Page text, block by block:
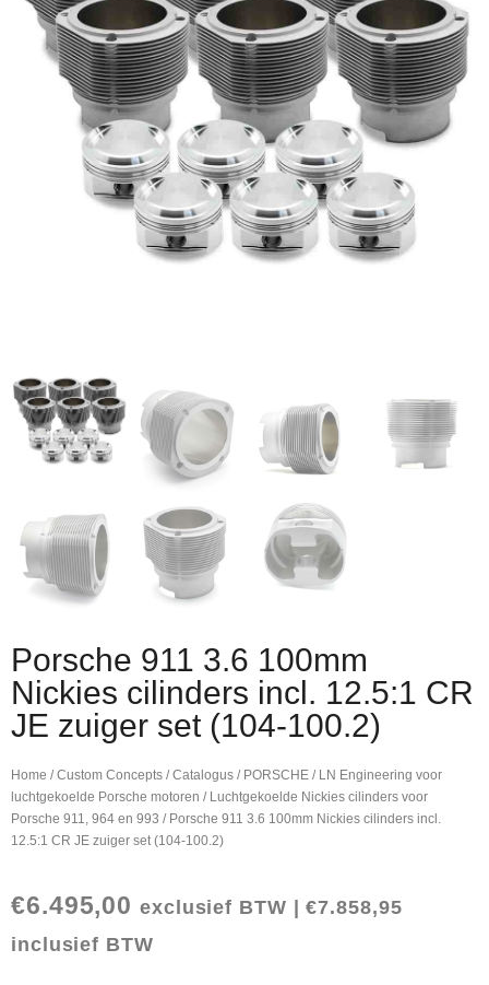
Porsche 911 3.6 100mm
Nickies cilinders incl. 12.5:1 CR
JE zuiger set (104-100.2)
Home /Custom Concepts /Catalogus / PORSCHE / LN Engineering voor
luchtgekoelde Porsche motoren / Luchtgekoelde Nickies cilinders voor
Porsche 911, 964 en 993 / Porsche 911 3.6 100mm Nickies cilinders incl.
12.5:1 CR JE zuiger set (104-100.2)
€6.495,00 exclusief BTW |€7.858,95
inclusief BTW